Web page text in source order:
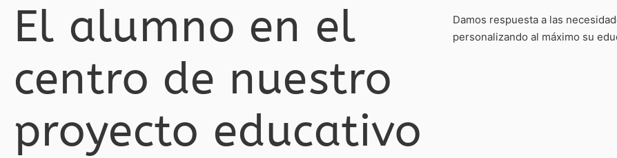
El alumno en el
centro de nuestro
proyecto educativo
Damos respuesta a las
personalizando al máximo su